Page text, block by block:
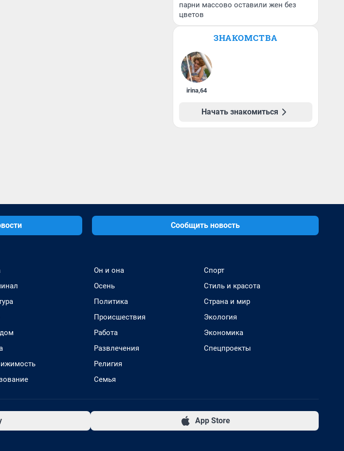
парни массово оставили жен без
цветов
ЗНАКОМСТВА
irina,64
Начать знакомиться
Сообщить новость
Он и она
Осень
Политика
Происшествия
Работа
Развлечения
Религия
Семья
Спорт
Стиль и красота
Страна и мир
Экология
Экономика
Спецпроекты
App Store